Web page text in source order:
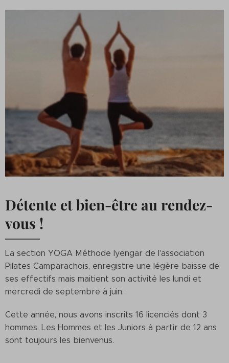
Détente et bien-être au rendez-
vous !
La section YOGA Méthode Iyengar de l'association
Pilates Camparachois, enregistre une légère baisse de
ses effectifs mais maitient son activité les lundi et
mercredi de septembre à juin.
Cette année, nous avons inscrits 16 licenciés dont 3
hommes. Les Hommes et les Juniors à partir de 12 ans
sont toujours les bienvenus.